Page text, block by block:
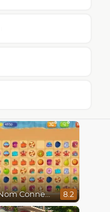
Om Nom Connect Classic 8.2